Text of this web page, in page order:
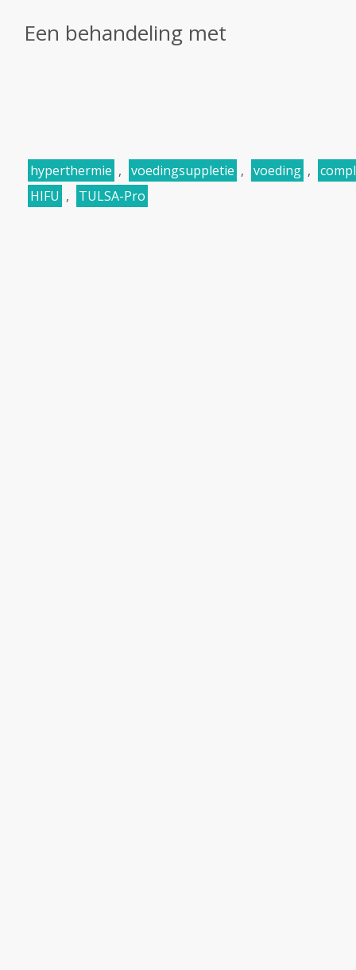
Een behandeling met
hyperthermie , voedingsuppletie , voeding ,
HIFU , TULSA-Pro